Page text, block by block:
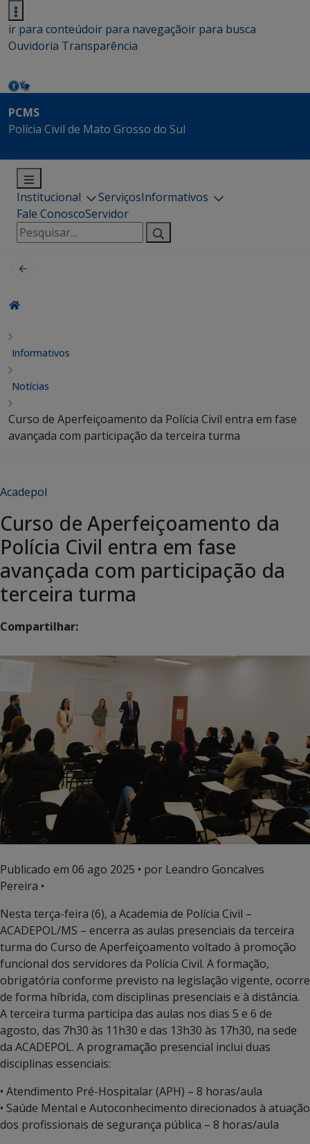
ir para conteúdoir para navegaçãoir para busca
Ouvidoria Transparência
PCMS
Polícia Civil de Mato Grosso do Sul
Institucional ServiçosInformativos
Fale ConoscoServidor
Pesquisar
por:
Informativos
Notícias
Curso de Aperfeiçoamento da Polícia Civil entra em fase
avançada com participação da terceira turma
Acadepol
Curso de Aperfeiçoamento da
Polícia Civil entra em fase
avançada com participação da
terceira turma
Compartilhar:
Publicado em 06 ago 2025 • por Leandro Goncalves
Pereira •
Nesta terça-feira (6), a Academia de Polícia Civil –
ACADEPOL/MS – encerra as aulas presenciais da terceira
turma do Curso de Aperfeiçoamento voltado à promoção
funcional dos servidores da Polícia Civil. A formação,
obrigatória conforme previsto na legislação vigente, ocorre
de forma híbrida, com disciplinas presenciais e à distância.
A terceira turma participa das aulas nos dias 5 e 6 de
agosto, das 7h30 às 11h30 e das 13h30 às 17h30, na sede
da ACADEPOL. A programação presencial inclui duas
disciplinas essenciais:
• Atendimento Pré-Hospitalar (APH) – 8 horas/aula
• Saúde Mental e Autoconhecimento direcionados à atuação
dos profissionais de segurança pública – 8 horas/aula